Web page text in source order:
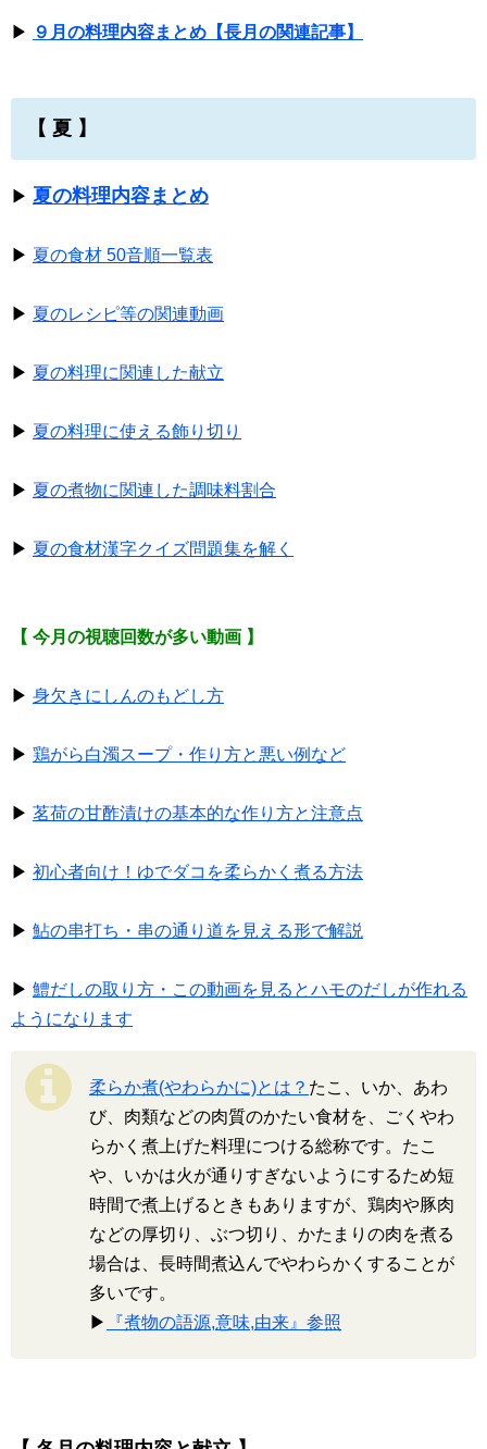
▶ ９月の料理内容まとめ【長月の関連記事】
【 夏 】
▶ 夏の料理内容まとめ
▶ 夏の食材 50音順一覧表
▶ 夏のレシピ等の関連動画
▶ 夏の料理に関連した献立
▶ 夏の料理に使える飾り切り
▶ 夏の煮物に関連した調味料割合
▶ 夏の食材漢字クイズ問題集を解く
【 今月の視聴回数が多い動画 】
▶ 身欠きにしんのもどし方
▶ 鶏がら白濁スープ・作り方と悪い例など
▶ 茗荷の甘酢漬けの基本的な作り方と注意点
▶ 初心者向け！ゆでダコを柔らかく煮る方法
▶ 鮎の串打ち・串の通り道を見える形で解説
▶ 鱧だしの取り方・この動画を見るとハモのだしが作れる
ようになります
柔らか煮(やわらかに)とは？ たこ、いか、あわ
び、肉類などの肉質のかたい食材を、ごくやわ
らかく煮上げた料理につける総称です。たこ
や、いかは火が通りすぎないようにするため短
時間で煮上げるときもありますが、鶏肉や豚肉
などの厚切り、ぶつ切り、かたまりの肉を煮る
場合は、長時間煮込んでやわらかくすることが
多いです。
▶
『煮物の語源,意味,由来』参照